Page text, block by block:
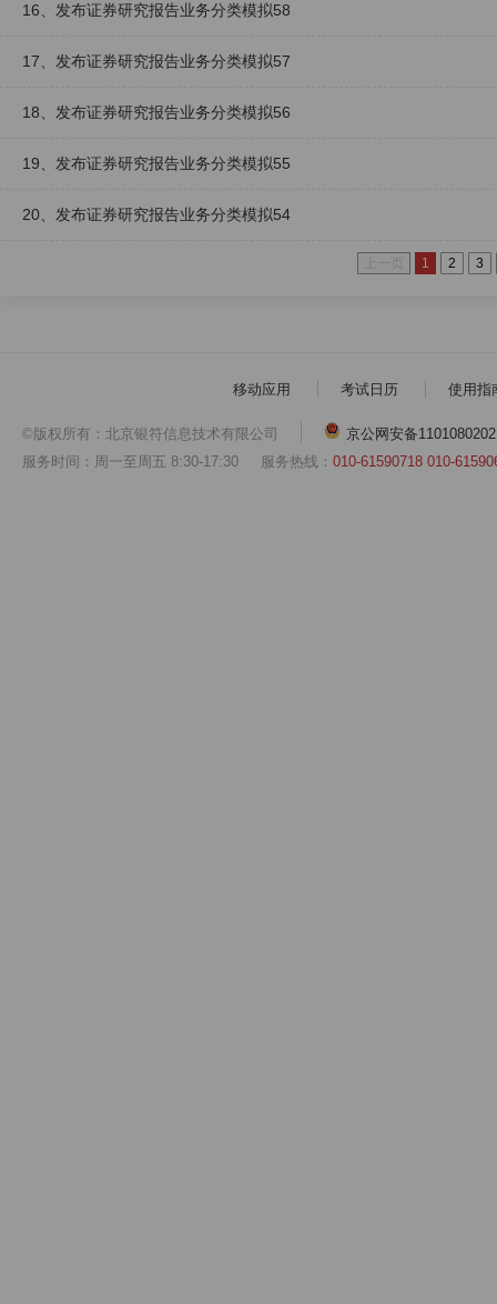
16、发布证券研究报告业务分类模拟58
17、发布证券研究报告业务分类模拟57
18、发布证券研究报告业务分类模拟56
19、发布证券研究报告业务分类模拟55
20、发布证券研究报告业务分类模拟54
1 2 3
移动应用 考试日历 使用指
©版权所有：北京银符信息技术有限公司
京公网安备
服务时间：周一至周五 8:30-17:30 服务热线： 010-61590718 010-